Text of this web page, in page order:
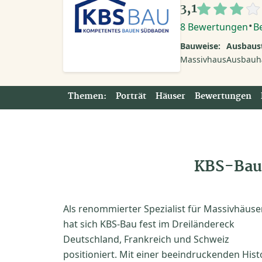
3,1
8 Bewertungen·
Bauweise:
Massivhaus
Themen: Porträt Häuser Bewertungen
KBS-
Als renommierter Spezialist für
hat sich KBS-Bau fest im Dreiländereck
Deutschland, Frankreich und Schweiz
positioniert. Mit einer beeindruckenden